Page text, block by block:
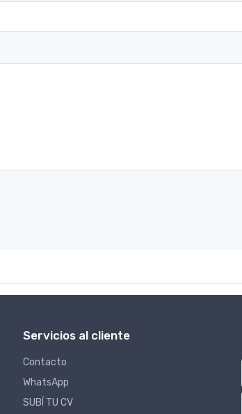
Servicios al cliente
Contacto
WhatsApp
SUBÍ TU CV